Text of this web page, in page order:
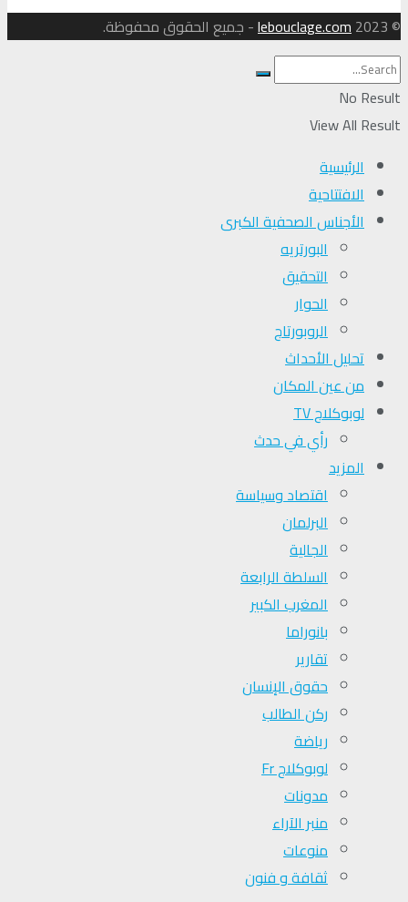
© 2023
lebouclage.com- جميع الحقوق محفوظة.
No Result
View All Result
الرئيسية
الافتتاحية
الأجناس الصحفية الكبرى
البورتريه
التحقیق
الحوار
الروبورتاج
تحلیل الأحداث
من عين المكان
لوبوكلاج TV
رأي في حدث
المزيد
اقتصاد وسياسة
البرلمان
الجالية
السلطة الرابعة
المغرب الكبير
بانوراما
تقارير
حقوق الإنسان
ركن الطالب
رياضة
لوبوكلاج Fr
مدونات
منبر الآراء
منوعات
ثقافة و فنون